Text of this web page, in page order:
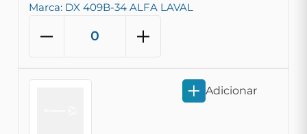
Marca: DX 409B-34 ALFA LAVAL
Adicionar